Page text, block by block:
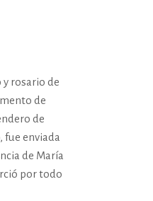
rosario de
de
de
fue enviada
de María
por todo